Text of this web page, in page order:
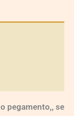
pegamento,, se